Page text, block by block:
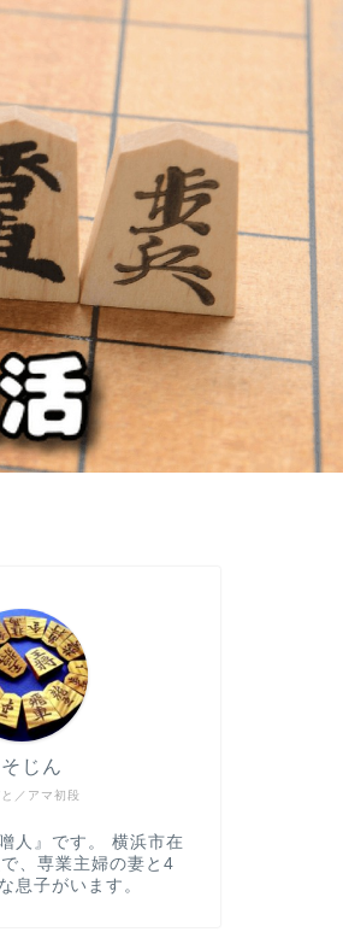
／アマ初段
じん
人』です。 横浜市在
、専業主婦の妻と4
息子がいます。